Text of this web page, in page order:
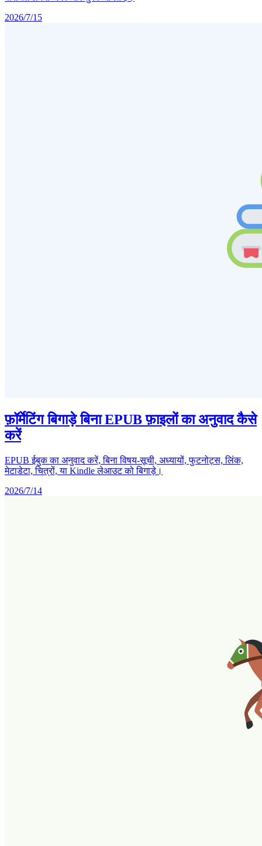
2026/7/15
फ़ॉर्मेटिंग बिगाड़े बिना EPUB फ़ाइलों का अनुवाद कैसे
करें
EPUB ईबुक का अनुवाद करें, बिना विषय-सूची, अध्यायों, फुटनोट्स, लिंक,
मेटाडेटा, चित्रों, या Kindle लेआउट को बिगाड़े।
2026/7/14